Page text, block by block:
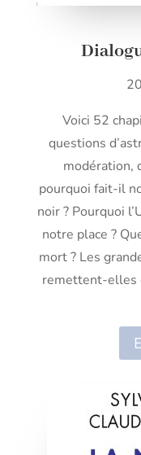
Voici 52
questions
modération,
pourquoi fait-il
noir ? Pourquoi
notre place ?
mort ? Les
remettent-elles